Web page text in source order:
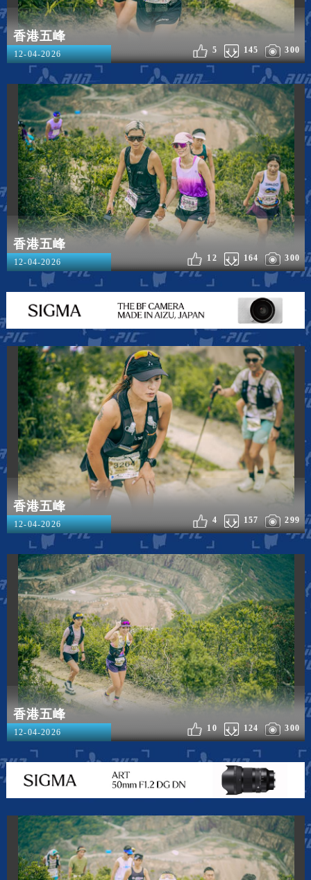
香港五峰
300
145
5
12-04-2026
香港五峰
300
164
12
12-04-2026
香港五峰
299
157
4
12-04-2026
香港五峰
300
124
10
12-04-2026